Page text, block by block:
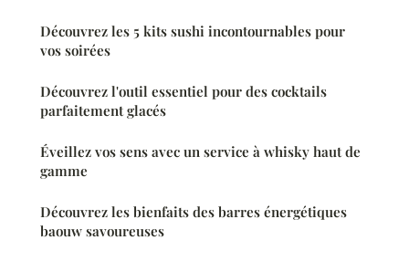
Découvrez les 5 kits sushi incontournables pour
vos soirées
Découvrez l'outil essentiel pour des cocktails
parfaitement glacés
Éveillez vos sens avec un service à whisky haut de
gamme
Découvrez les bienfaits des barres énergétiques
baouw savoureuses